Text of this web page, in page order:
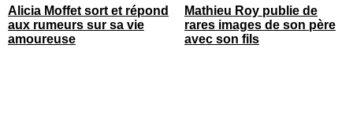
Alicia Moffet sort et répond
aux rumeurs sur sa vie
amoureuse
Mathieu Roy publie de
rares images de son père
avec son fils